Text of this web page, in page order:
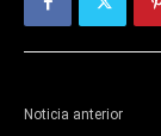
Noticia anterior